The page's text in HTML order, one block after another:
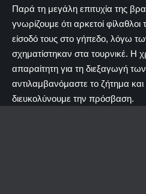
Παρά τη μεγάλη επιτυχία της
γνωρίζουμε ότι αρκετοί
είσοδό τους στο γήπεδο, λόγω
σχηματίστηκαν στα τουρνικέ. Η
απαραίτητη για τη διεξαγωγή
αντιλαμβανόμαστε το ζήτημα
διευκολύνουμε την πρόσβαση.